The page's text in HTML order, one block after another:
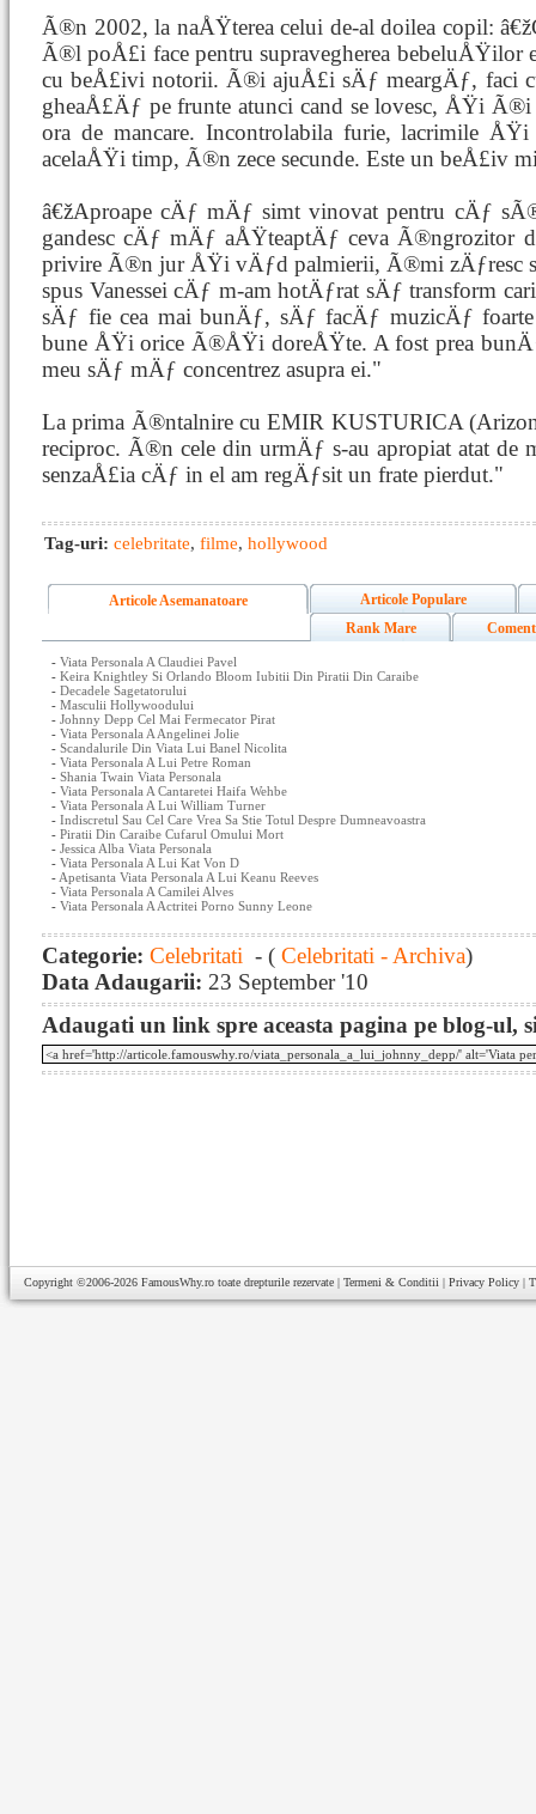
Ã®n 2002, la naÅŸterea celui de-al doilea copil:
Ã®l poÅ£i face pentru supravegherea bebeluÅŸilor
cu beÅ£ivi notorii. Ã®i ajuÅ£i sÄƒ meargÄƒ, faci
gheaÅ£Äƒ pe frunte atunci cand se lovesc, ÅŸi
ora de mancare. Incontrolabila furie, lacrimile
acelaÅŸi timp, Ã®n zece secunde. Este un beÅ£iv
â€žAproape cÄƒ mÄƒ simt vinovat pentru cÄƒ
gandesc cÄƒ mÄƒ aÅŸteaptÄƒ ceva Ã®ngrozitor
privire Ã®n jur ÅŸi vÄƒd palmierii, Ã®mi zÄƒresc
spus Vanessei cÄƒ m-am hotÄƒrat sÄƒ transform
sÄƒ fie cea mai bunÄƒ, sÄƒ facÄƒ muzicÄƒ
bune ÅŸi orice Ã®ÅŸi doreÅŸte. A fost prea
meu sÄƒ mÄƒ concentrez asupra ei."
La prima Ã®ntalnire cu EMIR KUSTURICA
reciproc. Ã®n cele din urmÄƒ s-au apropiat atat de
senzaÅ£ia cÄƒ in el am regÄƒsit un frate pierdut."
Tag-uri: celebritate, filme, hollywood
Articole Asemanatoare
Articole Populare
Rank Mare
- Viata Personala A Claudiei Pavel
- Keira Knightley Si Orlando Bloom Iubitii Din Piratii Din Caraibe
- Decadele Sagetatorului
- Masculii Hollywoodului
- Johnny Depp Cel Mai Fermecator Pirat
- Viata Personala A Angelinei Jolie
- Scandalurile Din Viata Lui Banel Nicolita
- Viata Personala A Lui Petre Roman
- Shania Twain Viata Personala
- Viata Personala A Cantaretei Haifa Wehbe
- Viata Personala A Lui William Turner
- Indiscretul Sau Cel Care Vrea Sa Stie Totul Despre Dumneavoastra
- Piratii Din Caraibe Cufarul Omului Mort
- Jessica Alba Viata Personala
- Viata Personala A Lui Kat Von D
- Apetisanta Viata Personala A Lui Keanu Reeves
- Viata Personala A Camilei Alves
- Viata Personala A Actritei Porno Sunny Leone
Categorie: Celebritati - ( Celebritati - Archiva)
Data Adaugarii: 23 September '10
Adaugati un link spre aceasta pagina pe blog-ul,
Copyright ©2006-2026 FamousWhy.ro toate drepturile rezervate | Termeni & Conditii | Privacy Policy |